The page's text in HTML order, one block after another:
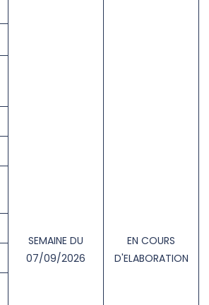
SEMAINE DU
07/09/2026
EN COURS
D'ELABORATION